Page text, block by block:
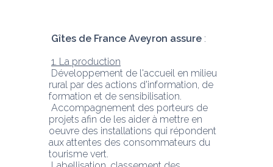
Gîtes de France Aveyron assure :
1. La production
rural par des actions d'information, de
formation et de sensibilisation.
projets afin de les aider à mettre en
oeuvre des installations qui répondent
aux attentes des consommateurs du
tourisme vert.